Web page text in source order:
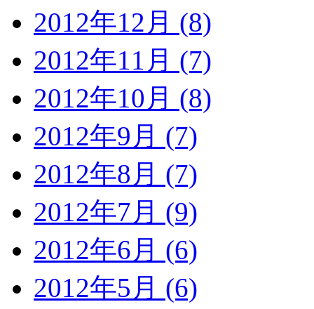
2012年12月 (8)
2012年11月 (7)
2012年10月 (8)
2012年9月 (7)
2012年8月 (7)
2012年7月 (9)
2012年6月 (6)
2012年5月 (6)